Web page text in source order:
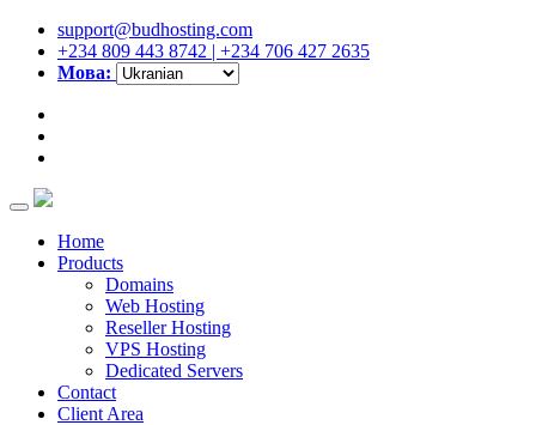
support@budhosting.com
+234 809 443 8742 | +234 706 427 2635
Мова:
Home
Products
Domains
Web Hosting
Reseller Hosting
VPS Hosting
Dedicated Servers
Contact
Client Area